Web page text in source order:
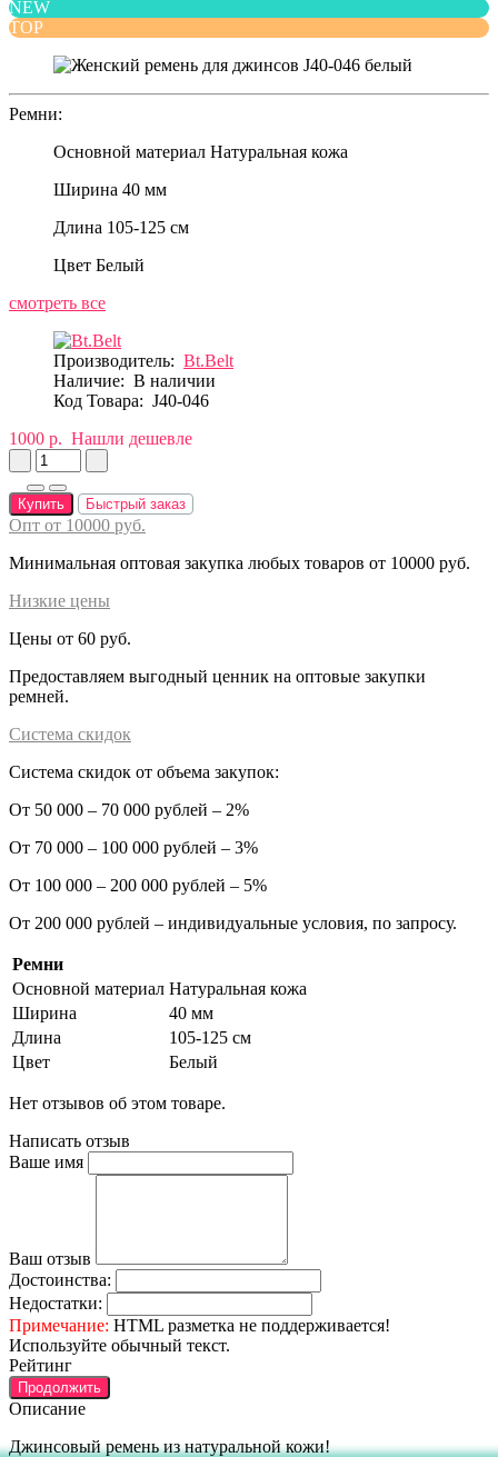
NEW
TOP
Ремни:
Основной материал Натуральная кожа
Ширина 40 мм
Длина 105-125 см
Цвет Белый
смотреть все
Производитель: Bt.Belt
Наличие: В наличии
Код Товара: J40-046
1000 р. Нашли дешевле
Купить Быстрый заказ
Опт от 10000 руб.
Минимальная оптовая закупка любых товаров от 10000 руб.
Низкие цены
Цены от 60 руб.
Предоставляем выгодный ценник на оптовые закупки
ремней.
Система скидок
Система скидок от объема закупок:
От 50 000 – 70 000 рублей – 2%
От 70 000 – 100 000 рублей – 3%
От 100 000 – 200 000 рублей – 5%
От 200 000 рублей – индивидуальные условия, по запросу.
Ремни
Основной материал Натуральная кожа
Ширина
40 мм
Длина
105-125 см
Цвет
Белый
Нет отзывов об этом товаре.
Написать отзыв
Ваше имя
Ваш отзыв
Достоинства:
Недостатки:
Примечание: HTML разметка не поддерживается!
Используйте обычный текст.
Рейтинг
Продолжить
Описание
Джинсовый ремень из натуральной кожи!